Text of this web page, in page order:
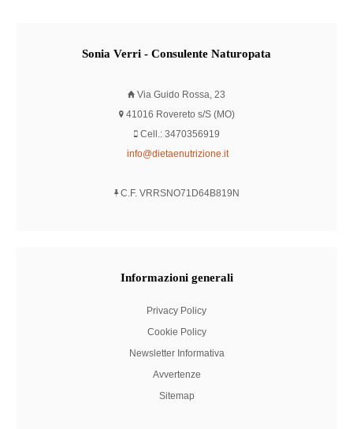
Sonia Verri - Consulente Naturopata
Via Guido Rossa, 23
41016 Rovereto s/S (MO)
Cell.: 3470356919
info@dietaenutrizione.it
C.F. VRRSNO71D64B819N
Informazioni generali
Privacy Policy
Cookie Policy
Newsletter Informativa
Avvertenze
Sitemap